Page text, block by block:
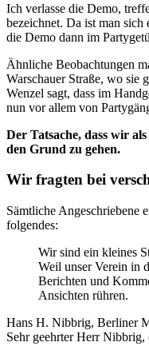
Ich verlasse die Demo,
bezeichnet. Da ist man
die Demo dann im
Ähnliche Beobachtungen
Warschauer Straße, wo sie
Wenzel sagt, dass im
nun vor allem von
Der Tatsache, dass wir
den Grund zu gehen.
Wir fragten bei
Sämtliche Angeschriebene
folgendes:
Wir sind ein kleines
Weil unser Verein in
Berichten und
Ansichten rühren.
Hans H. Nibbrig, Berliner
Sehr geehrter Herr